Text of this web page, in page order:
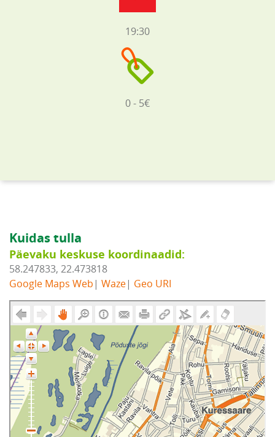
19:30
0 - 5€
Kuidas tulla
Päevaku keskuse koordinaadid:
58.247833, 22.473818
Google Maps Web | Waze| Geo URI